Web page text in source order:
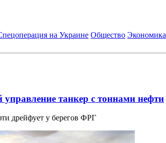
на Украине Общество Экономика
танкер с тоннами нефти
дрейфует у берегов ФРГ